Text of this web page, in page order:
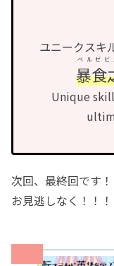
ユニークスキ
暴食
ベルゼビ
Unique
次回、最終回です！
お見逃しなく！！！